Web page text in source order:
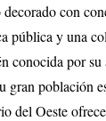
con
pública y una
conocida por
gran población
del Oeste